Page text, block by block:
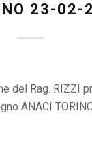
23-02-
del Rag. RIZZI
ANACI